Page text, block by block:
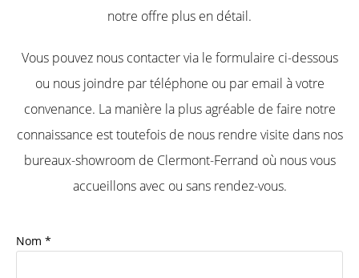
notre offre plus en détail.
Vous pouvez nous contacter via le formulaire ci-dessous
ou nous joindre par téléphone ou par email à votre
convenance. La manière la plus agréable de faire notre
connaissance est toutefois de nous rendre visite dans nos
bureaux-showroom de Clermont-Ferrand où nous vous
accueillons avec ou sans rendez-vous.
Nom *